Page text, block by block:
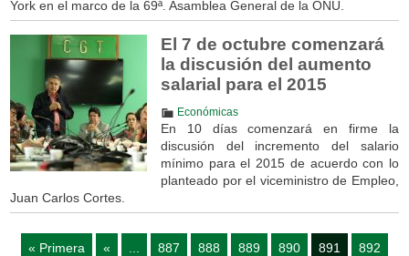
York en el marco de la 69ª. Asamblea General de la ONU.
El 7 de octubre comenzará
la discusión del aumento
salarial para el 2015
Económicas
En 10 días comenzará en firme la
discusión del incremento del salario
mínimo para el 2015 de acuerdo con lo
planteado por el viceministro de Empleo,
Juan Carlos Cortes.
« Primera « 887 888 889 890 891 892